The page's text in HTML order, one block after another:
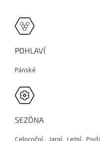
POHLAVÍ
Pánské
SEZÓNA